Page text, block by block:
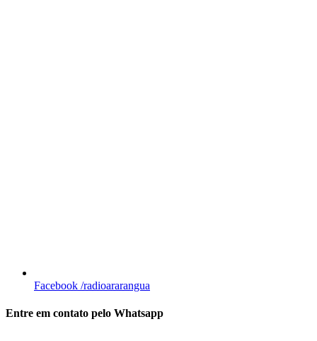
Facebook /radioararangua
Entre em contato pelo Whatsapp